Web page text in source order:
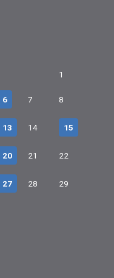
1
6 7 8
13 14 15
20 21 22
27 28 29